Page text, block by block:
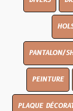
PANTALON/
PEINTURE
PLAQUE